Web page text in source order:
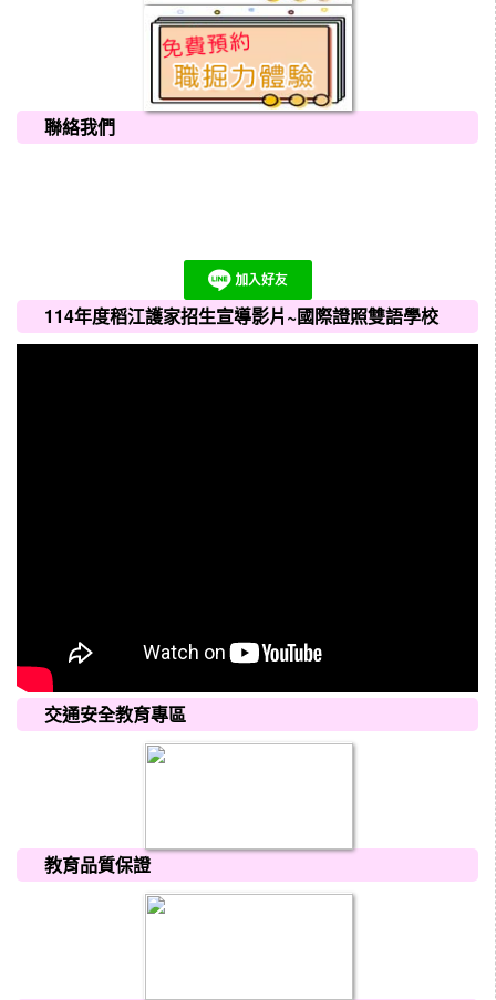
聯絡我們
114年度稻江護家招生宣導影片~國際證照雙語學校
交通安全教育專區
教育品質保證